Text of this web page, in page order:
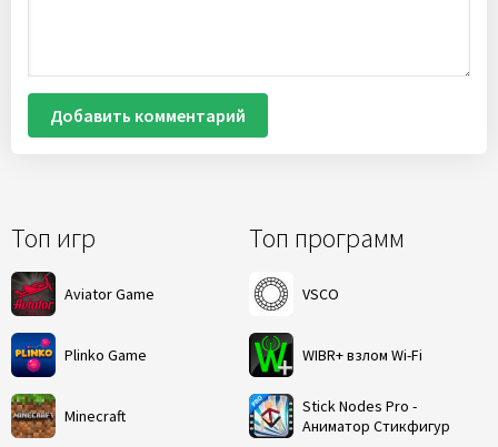
Топ игр
Aviator Game
Plinko Game
Minecraft
Топ программ
VSCO
WIBR+ взлом Wi-Fi
Stick Nodes Pro -
Аниматор Стикфигур
Добавить комментарий